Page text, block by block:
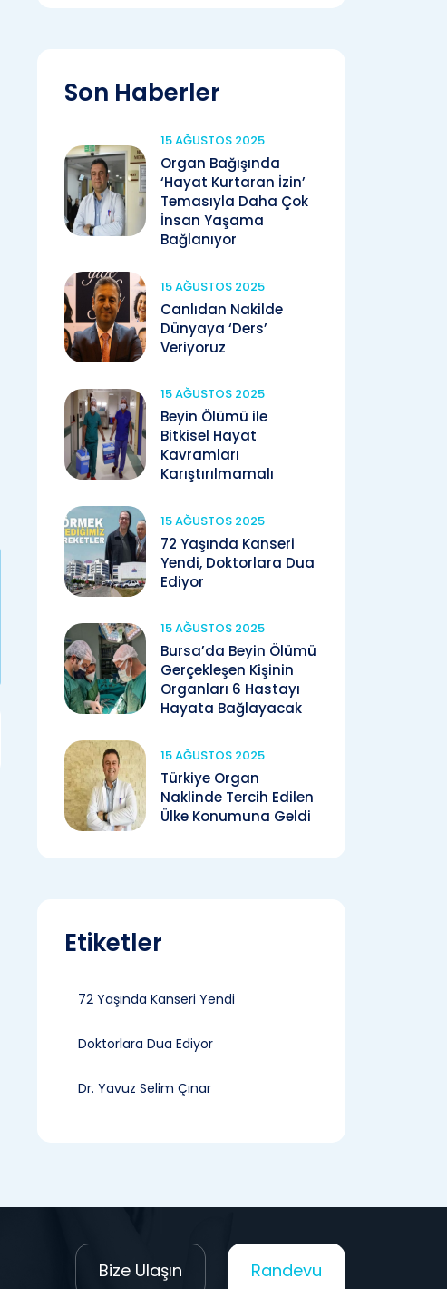
Son Haberler
15 AĞUSTOS 2025
Organ Bağışında
‘Hayat Kurtaran İzin’
Temasıyla Daha Çok
İnsan Yaşama
Bağlanıyor
15 AĞUSTOS 2025
Canlıdan Nakilde
Dünyaya ‘Ders’
Veriyoruz
15 AĞUSTOS 2025
Beyin Ölümü ile
Bitkisel Hayat
Kavramları
Karıştırılmamalı
15 AĞUSTOS 2025
72 Yaşında Kanseri
Yendi, Doktorlara Dua
Ediyor
15 AĞUSTOS 2025
Bursa’da Beyin Ölümü
Gerçekleşen Kişinin
Organları 6 Hastayı
Hayata Bağlayacak
15 AĞUSTOS 2025
Türkiye Organ
Naklinde Tercih Edilen
Ülke Konumuna Geldi
Etiketler
72 Yaşında Kanseri Yendi
Doktorlara Dua Ediyor
Dr. Yavuz Selim Çınar
Bize Ulaşın Randevu